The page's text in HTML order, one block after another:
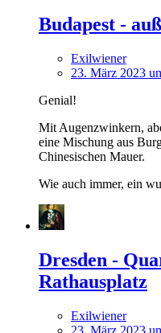
Budapest -
Exilwiener
23. März 2023
Genial!
Mit Augenzwinkern,
eine Mischung aus
Chinesischen Mauer.
Wie auch immer, ein
Dresden -
Rathausplatz
Exilwiener
23. März 2023